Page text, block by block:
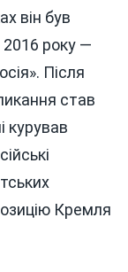
він був
року —
Після
став
курував
Кремля